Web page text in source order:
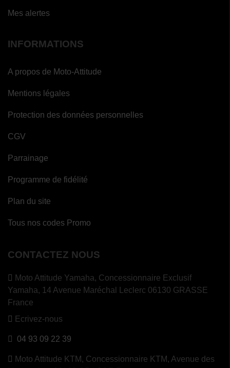
Mes alertes
INFORMATIONS
A propos de Moto-Attitude
Mentions légales
Protection des données personnelles
CGV
Parrainage
Programme de fidélité
Plan du site
Tous nos codes Promo
CONTACTEZ NOUS
Moto Attitude Yamaha, Concessionnaire Exclusif
Yamaha, 14 Avenue Maréchal Leclerc 06130 GRASSE
France
Ecrivez-nous
04 93 09 22 39
Moto Attitude KTM, Concessionnaire KTM, Avenue des